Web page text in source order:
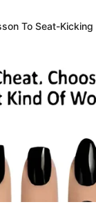
Operations /
Sang Hoon
Sangsang Film Co.,
To Seat-